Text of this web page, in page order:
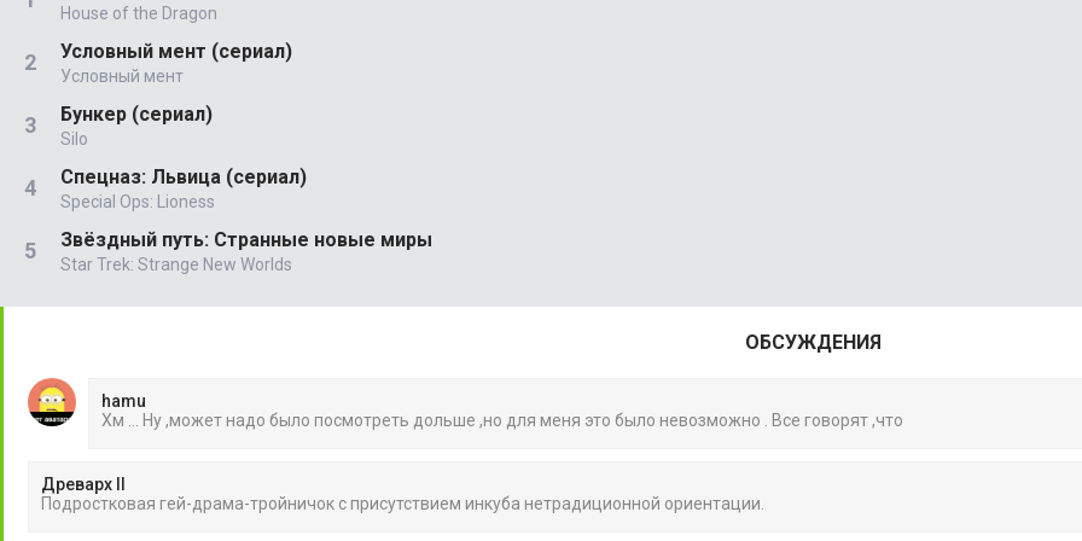
House of the Dragon
Условный мент (сериал)
Условный мент
Бункер (сериал)
Silo
Спецназ: Львица (сериал)
Special Ops: Lioness
Звёздный путь: Странные новые миры
Star Trek: Strange New Worlds
ОБСУЖДЕНИЯ
hamu
Хм ... Ну ,может надо было посмотреть дольше ,но для меня это было невозможно . Все говорят ,что
Древарх II
Подростковая гей-драма-тройничок с присутствием инкуба нетрадиционной ориентации.